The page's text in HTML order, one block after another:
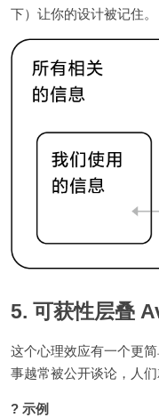
下）让你的设计被记住。
5. 可获性层叠
这个心理效应有一个更
事越常被公开谈论，人们
? 示例